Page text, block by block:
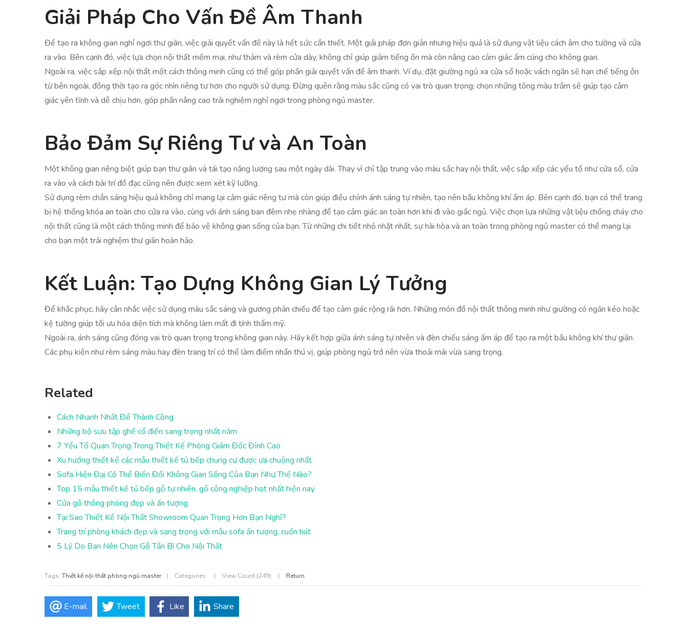
Giải Pháp Cho Vấn Đề Âm Thanh
Để tạo ra không gian nghỉ ngơi thư giãn, việc giải quyết vấn đề này là hết sức cần thiết. Một giải pháp đơn giản nhưng hiệu quả là sử dụng vật liệu cách âm cho tường và cửa
ra vào. Bên cạnh đó, việc lựa chọn nội thất mềm mại, như thảm và rèm cửa dày, không chỉ giúp giảm tiếng ồn mà còn nâng cao cảm giác ấm cúng cho không gian.
Ngoài ra, việc sắp xếp nội thất một cách thông minh cũng có thể góp phần giải quyết vấn đề âm thanh. Ví dụ, đặt giường ngủ xa cửa sổ hoặc vách ngăn sẽ hạn chế tiếng ồn
từ bên ngoài, đồng thời tạo ra góc nhìn riêng tư hơn cho người sử dụng. Đừng quên rằng màu sắc cũng có vai trò quan trọng; chọn những tông màu trầm sẽ giúp tạo cảm
giác yên tĩnh và dễ chịu hơn, góp phần nâng cao trải nghiệm nghỉ ngơi trong phòng ngủ master.
Bảo Đảm Sự Riêng Tư và An Toàn
Một không gian riêng biệt giúp bạn thư giãn và tái tạo năng lượng sau một ngày dài. Thay vì chỉ tập trung vào màu sắc hay nội thất, việc sắp xếp các yếu tố như cửa sổ, cửa
ra vào và cách bài trí đồ đạc cũng nên được xem xét kỹ lưỡng.
Sử dụng rèm chắn sáng hiệu quả không chỉ mang lại cảm giác riêng tư mà còn giúp điều chỉnh ánh sáng tự nhiên, tạo nên bầu không khí ấm áp. Bên cạnh đó, bạn có thể trang
bị hệ thống khóa an toàn cho cửa ra vào, cùng với ánh sáng ban đêm nhẹ nhàng để tạo cảm giác an toàn hơn khi đi vào giấc ngủ. Việc chọn lựa những vật liệu chống cháy cho
nội thất cũng là một cách thông minh để bảo vệ không gian sống của bạn. Từ những chi tiết nhỏ nhặt nhất, sự hài hòa và an toàn trong phòng ngủ master có thể mang lại
cho bạn một trải nghiệm thư giãn hoàn hảo.
Kết Luận: Tạo Dựng Không Gian Lý Tưởng
Để khắc phục, hãy cân nhắc việc sử dụng màu sắc sáng và gương phản chiếu để tạo cảm giác rộng rãi hơn. Những món đồ nội thất thông minh như giường có ngăn kéo hoặc
kệ tường giúp tối ưu hóa diện tích mà không làm mất đi tính thẩm mỹ.
Ngoài ra, ánh sáng cũng đóng vai trò quan trọng trong không gian này. Hãy kết hợp giữa ánh sáng tự nhiên và đèn chiếu sáng ấm áp để tạo ra một bầu không khí thư giãn.
Các phụ kiện như rèm sáng màu hay đèn trang trí có thể làm điểm nhấn thú vị, giúp phòng ngủ trở nên vừa thoải mái vừa sang trọng.
Related
Cách Nhanh Nhất Để Thành Công
Những bộ sưu tập ghế cổ điển sang trọng nhất năm
7 Yếu Tố Quan Trọng Trong Thiết Kế Phòng Giám Đốc Đỉnh Cao
Xu hướng thiết kế các mẫu thiết kế tủ bếp chung cư được ưa chuộng nhất
Sofa Hiện Đại Có Thể Biến Đổi Không Gian Sống Của Bạn Như Thế Nào?
Top 15 mẫu thiết kế tủ bếp gỗ tự nhiên, gỗ công nghiệp hot nhất hiện nay
Cửa gỗ thông phòng đẹp và ấn tượng
Tại Sao Thiết Kế Nội Thất Showroom Quan Trọng Hơn Bạn Nghĩ?
Trang trí phòng khách đẹp và sang trọng với mẫu sofa ấn tượng, cuốn hút
5 Lý Do Bạn Nên Chọn Gỗ Tần Bì Cho Nội Thất
Tags: Thiết kế nội thất phòng ngủ master | Categories: | View Count (249) | Return
E-mail Tweet Like Share